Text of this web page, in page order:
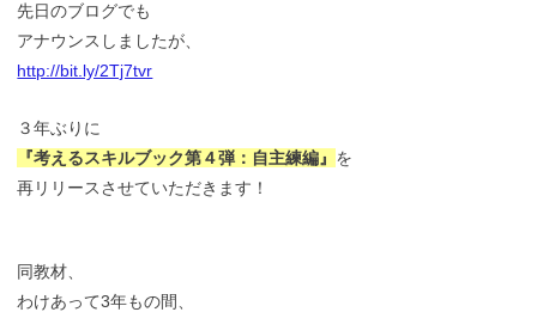
先日のブログでも
アナウンスしましたが、
http://bit.ly/2Tj7tvr
３年ぶりに
『考えるスキルブック第４弾：自主練編』 を
再リリースさせていただきます！
同教材、
わけあって3年もの間、